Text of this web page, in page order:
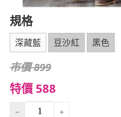
規格
深藏藍 豆沙紅 黑色
市價 899
特價 588